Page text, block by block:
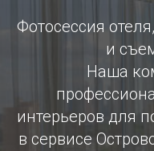
Фотосессия
и
Наша
интерьеров для
в сервисе